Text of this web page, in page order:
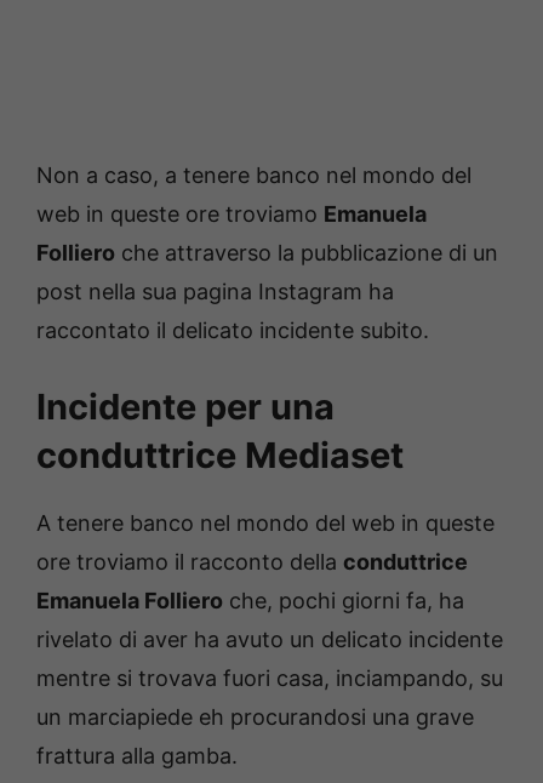
Non a caso, a tenere banco nel mondo del
web in queste ore troviamo Emanuela
Folliero che attraverso la pubblicazione di un
post nella sua pagina Instagram ha
raccontato il delicato incidente subito.
Incidente per una
conduttrice Mediaset
A tenere banco nel mondo del web in queste
ore troviamo il racconto della conduttrice
Emanuela Folliero che, pochi giorni fa, ha
rivelato di aver ha avuto un delicato incidente
mentre si trovava fuori casa, inciampando, su
un marciapiede eh procurandosi una grave
frattura alla gamba.